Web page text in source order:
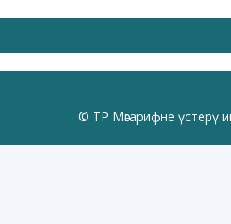
© ТР Мәгарифне үстерү